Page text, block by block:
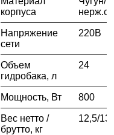
корпуса
Напряжение
сети
220В
Объем
гидробака, л
24
Мощность, Вт 800
Вес нетто /
брутто, кг
12,5/